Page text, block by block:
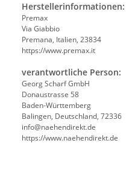
Herstellerinformationen:
Premax
Via Giabbio
Premana, Italien, 23834
https://www.premax.it
verantwortliche Person:
Georg Scharf GmbH
Donaustrasse 58
Baden-Württemberg
Balingen, Deutschland, 72336
info@naehendirekt.de
https://www.naehendirekt.de